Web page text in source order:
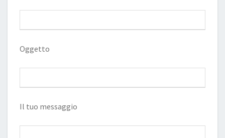
Oggetto
Il tuo messaggio